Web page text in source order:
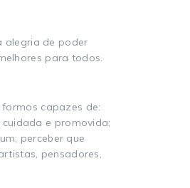
alegria de poder
para todos.
capazes de:
e promovida;
perceber que
pensadores,